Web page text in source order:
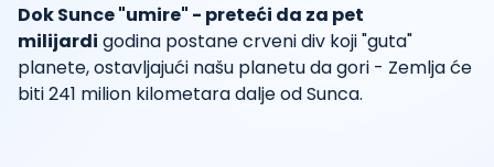
Dok Sunce "umire" - preteći da za pet
milijardi godina postane crveni div koji "guta"
planete, ostavljajući našu planetu da gori - Zemlja će
biti 241 milion kilometara dalje od Sunca.